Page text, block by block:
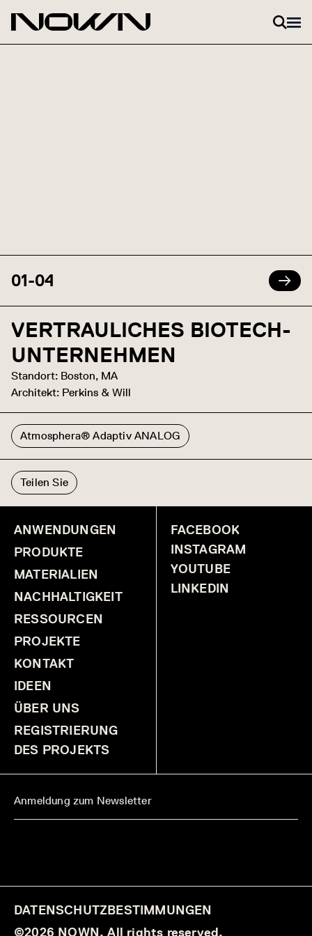
01-04
VERTRAULICHES BIOTECH-
UNTERNEHMEN
Standort: Boston, MA
Architekt: Perkins & Will
Atmosphera® Adaptiv ANALOG
Teilen Sie
ANWENDUNGEN
PRODUKTE
MATERIALIEN
NACHHALTIGKEIT
RESSOURCEN
PROJEKTE
KONTAKT
IDEEN
ÜBER UNS
REGISTRIERUNG
DES PROJEKTS
FACEBOOK
INSTAGRAM
YOUTUBE
LINKEDIN
DATENSCHUTZBESTIMMUNGEN
©2026 NOWN. All rights reserved.